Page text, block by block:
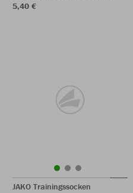
5,40 €
JAKO Trainingssocken